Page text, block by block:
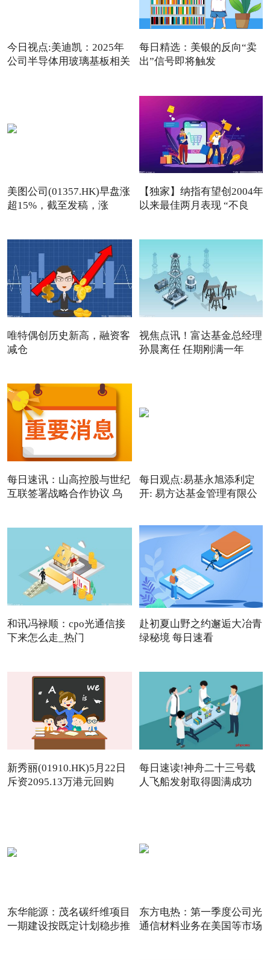
今日视点:美迪凯：2025年
公司半导体用玻璃基板相关
每日精选：美银的反向“卖
出”信号即将触发
美图公司(01357.HK)早盘涨
超15%，截至发稿，涨
【独家】纳指有望创2004年
以来最佳两月表现 “不良
唯特偶创历史新高，融资客
减仓
视焦点讯！富达基金总经理
孙晨离任 任期刚满一年
每日速讯：山高控股与世纪
互联签署战略合作协议 乌
每日观点:易基永旭添利定
开: 易方达基金管理有限公
和讯冯禄顺：cpo光通信接
下来怎么走_热门
赴初夏山野之约邂逅大冶青
绿秘境 每日速看
新秀丽(01910.HK)5月22日
斥资2095.13万港元回购
每日速读!神舟二十三号载
人飞船发射取得圆满成功
东华能源：茂名碳纤维项目
一期建设按既定计划稳步推
东方电热：第一季度公司光
通信材料业务在美国等市场